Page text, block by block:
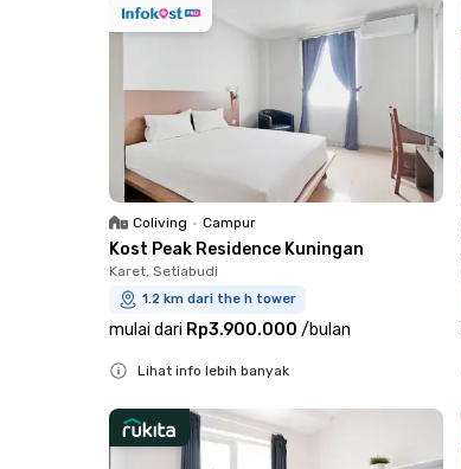
Coliving • Campur
Kost Peak Residence Kuningan
Karet, Setiabudi
1.2 km dari the h tower
mulai dari Rp3.900.000 /bulan
Lihat info lebih banyak